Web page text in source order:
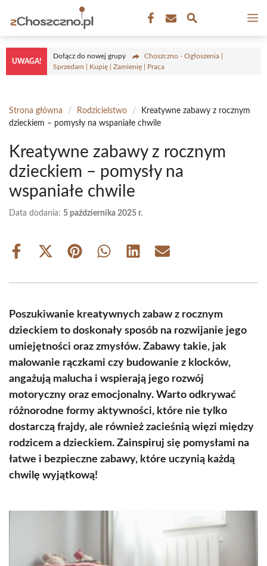
treści
UWAGA!
Dołącz do nowej grupy
Choszczno - Ogłoszenia |
Sprzedam | Kupię | Zamienię | Praca
Strona główna / Rodzicielstwo /
Kreatywne zabawy z rocznym
dzieckiem – pomysły na wspaniałe chwile
Kreatywne zabawy z rocznym
dzieckiem – pomysły na
wspaniałe chwile
Data dodania: 5 października 2025 r.
Share
Share
(Twitter)
Share Share Share Share
Poszukiwanie kreatywnych zabaw z rocznym
dzieckiem to doskonały sposób na rozwijanie jego
umiejętności oraz zmysłów. Zabawy takie, jak
malowanie rączkami czy budowanie z klocków,
angażują malucha i wspierają jego rozwój
motoryczny oraz emocjonalny. Warto odkrywać
różnorodne formy aktywności, które nie tylko
dostarczą frajdy, ale również zacieśnią więzi między
rodzicem a dzieckiem. Zainspiruj się pomysłami na
łatwe i bezpieczne zabawy, które uczynią każdą
chwilę wyjątkową!